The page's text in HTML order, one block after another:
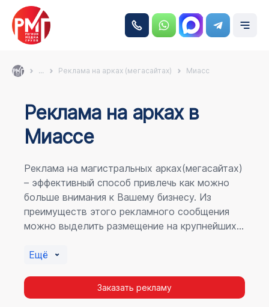
... Реклама на арках (мегасайтах) Миасс
Реклама на аркаx в
Миассе
Реклама на магистральных арках(мегасайтах)
– эффективный способ привлечь как можно
больше внимания к Вашему бизнесу. Из
преимуществ этого рекламного сообщения
можно выделить размещение на крупнейших
пешеходному потоку расположение в прямой
повторных контактов.
Ещё
Заказать рекламу